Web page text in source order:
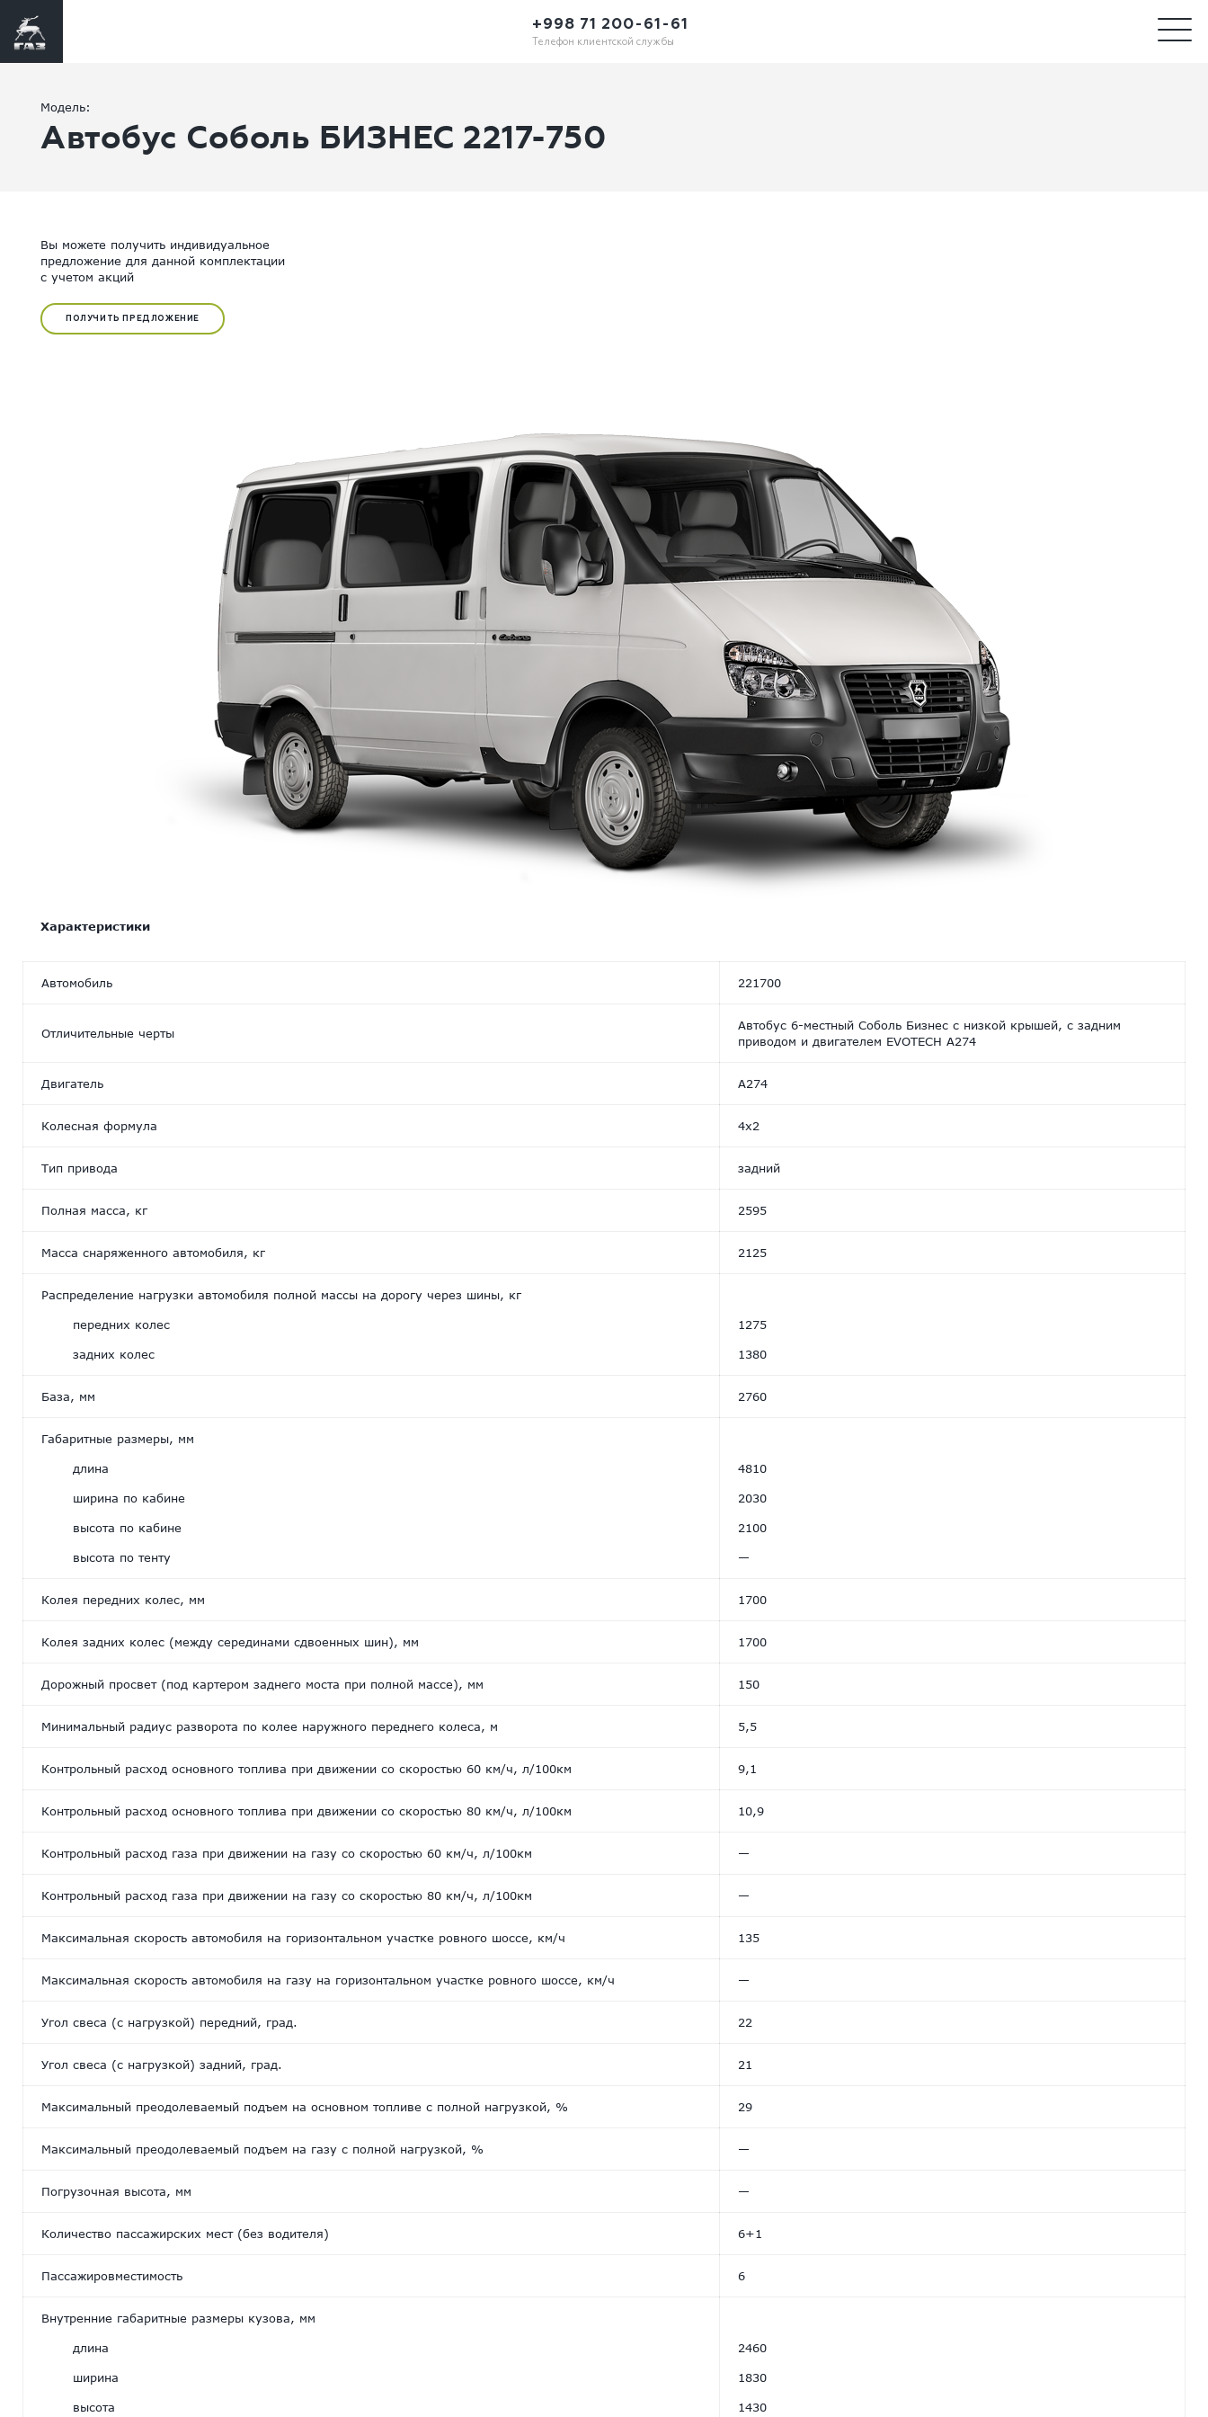
+998 71 200-61-61
Телефон клиентской службы
Модель:
Автобус Соболь БИЗНЕС 2217-750
Вы можете получить индивидуальное
предложение для данной комплектации
с учетом акций
ПОЛУЧИТЬ ПРЕДЛОЖЕНИЕ
Характеристики
Автомобиль 221700
Отличительные черты
Автобус 6-местный Соболь Бизнес с низкой крышей, с задним
приводом и двигателем EVOTECH A274
Двигатель А274
Колесная формула 4х2
Тип привода задний
Полная масса, кг 2595
Масса снаряженного автомобиля, кг 2125
Распределение нагрузки автомобиля полной массы на дорогу через шины, кг
передних колес 1275
задних колес 1380
База, мм 2760
Габаритные размеры, мм
длина 4810
ширина по кабине 2030
высота по кабине 2100
высота по тенту —
Колея передних колес, мм 1700
Колея задних колес (между серединами сдвоенных шин), мм 1700
Дорожный просвет (под картером заднего моста при полной массе), мм 150
Минимальный радиус разворота по колее наружного переднего колеса, м 5,5
Контрольный расход основного топлива при движении со скоростью 60 км/ч, л/100км 9,1
Контрольный расход основного топлива при движении со скоростью 80 км/ч, л/100км 10,9
Контрольный расход газа при движении на газу со скоростью 60 км/ч, л/100км —
Контрольный расход газа при движении на газу со скоростью 80 км/ч, л/100км —
Максимальная скорость автомобиля на горизонтальном участке ровного шоссе, км/ч 135
Максимальная скорость автомобиля на газу на горизонтальном участке ровного шоссе, км/ч —
Угол свеса (с нагрузкой) передний, град. 22
Угол свеса (с нагрузкой) задний, град. 21
Максимальный преодолеваемый подъем на основном топливе с полной нагрузкой, % 29
Максимальный преодолеваемый подъем на газу с полной нагрузкой, % —
Погрузочная высота, мм —
Количество пассажирских мест (без водителя) 6+1
Пассажировместимость 6
Внутренние габаритные размеры кузова, мм
длина 2460
ширина 1830
высота 1430